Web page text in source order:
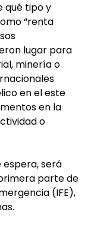
qué tipo y
“renta
lugar para
minería o
en el este
en la
o
espera, será
parte de
(IFE),